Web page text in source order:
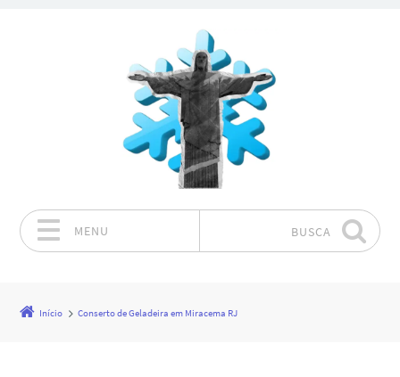
MENU BUSCA
Início Conserto de Geladeira em Miracema RJ